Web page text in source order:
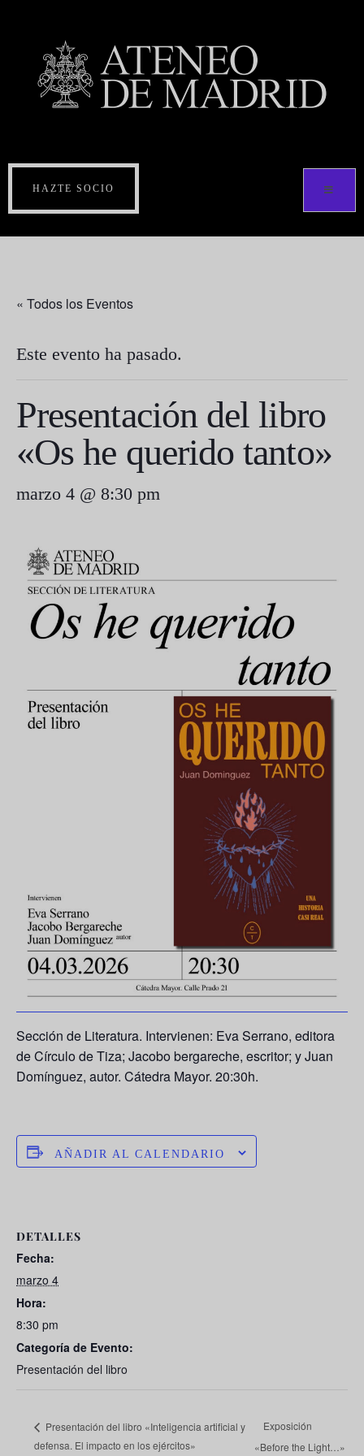
HAZTE SOCIO
« Todos los Eventos
Este evento ha pasado.
Presentación del libro
«Os he querido tanto»
marzo 4 @ 8:30 pm
Sección de Literatura. Intervienen: Eva Serrano, editora
de Círculo de Tiza; Jacobo bergareche, escritor; y Juan
Domínguez, autor. Cátedra Mayor. 20:30h.
AÑADIR AL CALENDARIO
DETALLES
Fecha:
marzo 4
Hora:
8:30 pm
Categoría de Evento:
Presentación del libro
Presentación del libro «Inteligencia artificial y
defensa. El impacto en los ejércitos»
Exposición
«Before the Light…»